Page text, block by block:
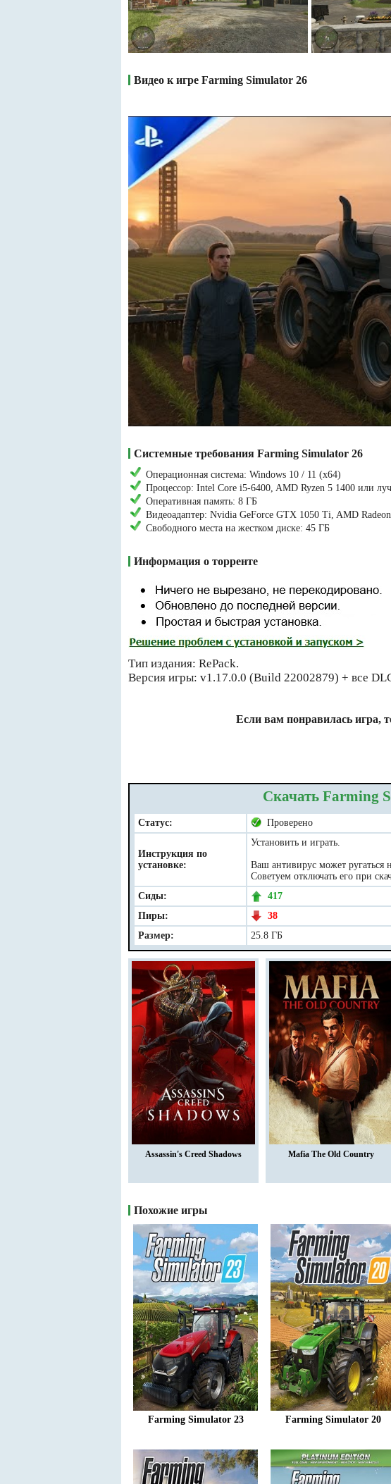
Видео к игре Farming Simulator 26
Системные требования Farming Simulator 26
Операционная система: Windows 10 / 11 (х64)
Процессор: Intel Core i5-6400, AMD Ryzen 5 1400 или
Оперативная память: 8 ГБ
Видеоадаптер: Nvidia GeForce GTX 1050 Ti, AMD
Свободного места на жестком диске: 45 ГБ
Информация о торренте
Тип издания: RePack.
Версия игры: v1.17.0.0 (Build 22002879) + все
Если вам понравилась игра,
Скачать Farming
Статус: Проверено
Инструкция по
установке:
Установить и играть.
Ваш антивирус может ругаться
Советуем отключать его при
Сиды:
417
Пиры:
38
Размер:
25.8 ГБ
Assassin's Creed Shadows Mafia The Old Country
Похожие игры
Farming Simulator 23 Farming Simulator 20